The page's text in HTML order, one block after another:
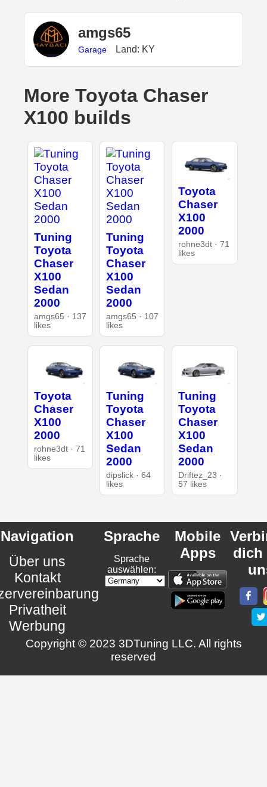
amgs65
Garage Land: KY
More Toyota Chaser
X100 builds
Tuning
Toyota
Chaser
X100
Sedan
2000
amgs65 · 137
likes
Tuning
Toyota
Chaser
X100
Sedan
2000
amgs65 · 107
likes
Toyota
Chaser
X100
2000
rohne3dt · 71
likes
Toyota
Chaser
X100
2000
rohne3dt · 71
likes
Tuning
Toyota
Chaser
X100
Sedan
2000
dipslick · 64
likes
Tuning
Toyota
Chaser
X100
Sedan
2000
Driftez_23 ·
57 likes
Navigation
Über uns
Kontakt
Privatheit
Werbung
Sprache
Sprache
auswählen:
Mobile
Apps
dich
Copyright © 2023 3DTuning LLC. All rights
reserved